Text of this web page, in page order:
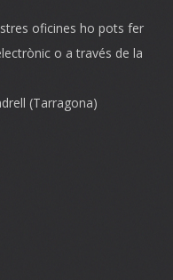
oficines ho pots fer
o a través de la
(Tarragona)